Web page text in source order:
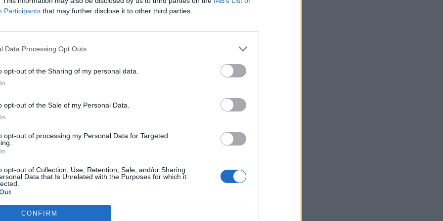
Participants that may further disclose it to other third parties.
Data Processing Opt Outs
opt-out of the Sharing of my personal data.
opt-out of the Sale of my Personal Data.
opt-out of processing my Personal Data for Targeted
opt-out of Collection, Use, Retention, Sale, and/or Sharing
Data that Is Unrelated with the Purposes for which it
CONFIRM
θέαμα αντίκρισε και ο πατέρας
πρόκειται γιααυτοχειρία
και μάθετε πρώτοι